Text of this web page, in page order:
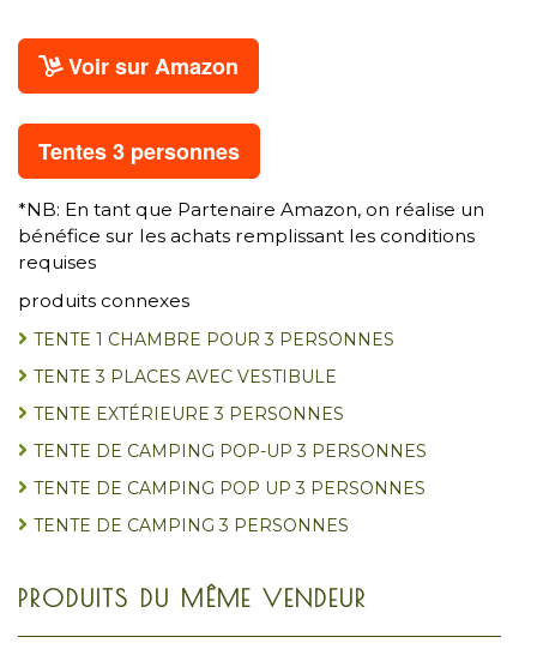
Voir sur Amazon
Tentes 3 personnes
*NB: En tant que Partenaire Amazon, on réalise un
bénéfice sur les achats remplissant les conditions
requises
produits connexes
TENTE 1 CHAMBRE POUR 3 PERSONNES
TENTE 3 PLACES AVEC VESTIBULE
TENTE EXTÉRIEURE 3 PERSONNES
TENTE DE CAMPING POP-UP 3 PERSONNES
TENTE DE CAMPING POP UP 3 PERSONNES
TENTE DE CAMPING 3 PERSONNES
PRODUITS DU MÊME VENDEUR